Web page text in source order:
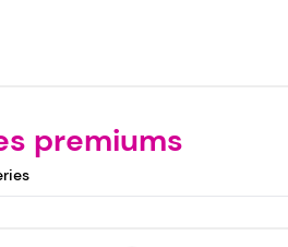
premiums